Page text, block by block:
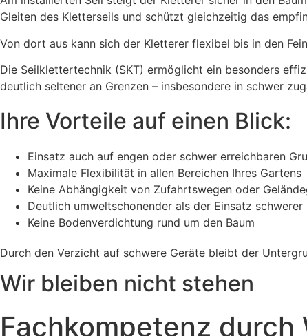
Gleiten des Kletterseils und schützt gleichzeitig das
Von dort aus kann sich der Kletterer flexibel bis in den
Die Seilklettertechnik (SKT) ermöglicht ein besonders
deutlich seltener an Grenzen – insbesondere in schwer
Ihre Vorteile auf einen Blick:
Einsatz auch auf engen oder schwer erreichbaren
Maximale Flexibilität in allen Bereichen Ihres Gartens
Keine Abhängigkeit von Zufahrtswegen oder
Deutlich umweltschonender als der Einsatz schwerer
Keine Bodenverdichtung rund um den Baum
Durch den Verzicht auf schwere Geräte bleibt der
Wir bleiben nicht stehen
Fachkompetenz durch